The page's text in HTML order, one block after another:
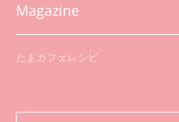
Magazine
たまカフェレシピ